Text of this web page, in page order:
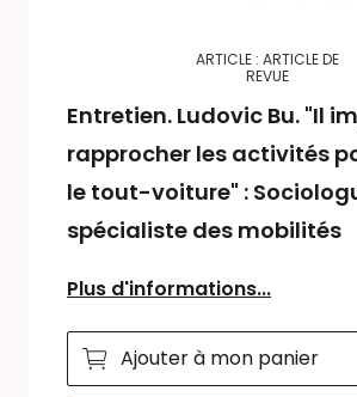
ARTICLE : ARTICLE DE
REVUE
Entretien. Ludovic Bu. "Il
rapprocher les activités
le tout-voiture" :
spécialiste des mobilités
Plus d'informations...
Ajouter à mon panier